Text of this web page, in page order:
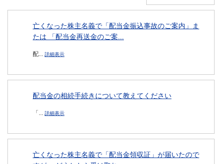
亡くなった株主名義で「配当金振込事故のご案内」ま
たは 「配当金再送金のご案...
配... 詳細表示
配当金の相続手続きについて教えてください
「... 詳細表示
亡くなった株主名義で「配当金領収証」が届いたので